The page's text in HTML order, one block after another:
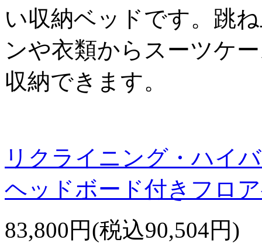
い収納ベッドです。跳
ンや衣類からスーツケ
収納できます。
リクライニング・ハイ
ヘッドボード付きフロ
83,800円(税込90,504円)